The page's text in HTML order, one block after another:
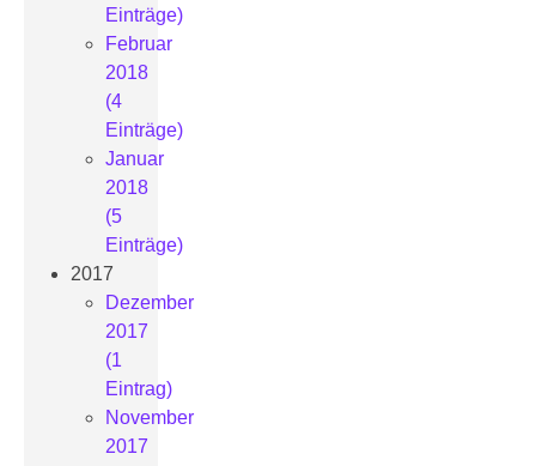
Einträge)
Februar
2018
(4
Einträge)
Januar
2018
(5
Einträge)
2017
Dezember
2017
(1
Eintrag)
November
2017